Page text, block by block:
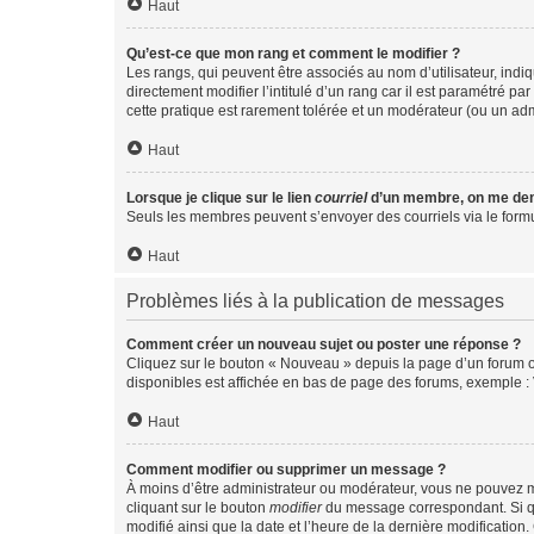
Haut
Qu’est-ce que mon rang et comment le modifier ?
Les rangs, qui peuvent être associés au nom d’utilisateur,
directement modifier l’intitulé d’un rang car il est paramétré
cette pratique est rarement tolérée et un modérateur (ou un
Haut
Lorsque je clique sur le lien courrield’un membre, on me
Seuls les membres peuvent s’envoyer des courriels via le
Haut
Problèmes liés à la publication de messages
Comment créer un nouveau sujet ou poster une réponse ?
Cliquez sur le bouton « Nouveau » depuis la page d’un
disponibles est affichée en bas de page des forums, exemple
Haut
Comment modifier ou supprimer un message ?
À moins d’être administrateur ou modérateur, vous ne
cliquant sur le bouton modifierdu message correspondant. Si
modifié ainsi que la date et l’heure de la dernière